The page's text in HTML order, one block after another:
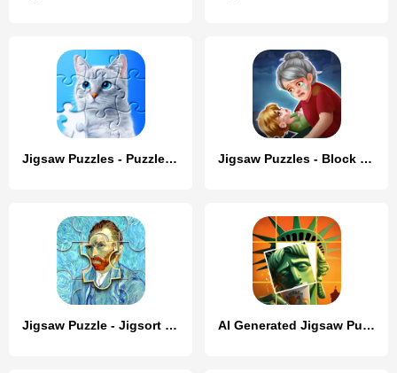
Jigsaw Puzzles - Puzzle Games Jigsaw Puzzles - Block Puzzle
Jigsaw Puzzle - Jigsort Master AI Generated Jigsaw Puzzle